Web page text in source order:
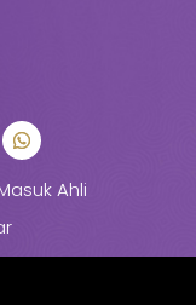
Ahli